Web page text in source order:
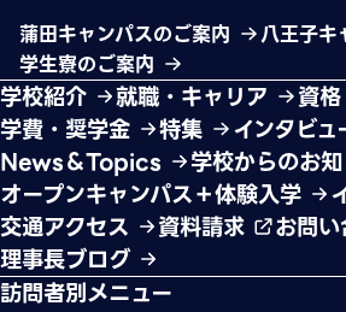
蒲田キャンパスのご案内
八王子キ
学生寮のご案内
学校紹介 就職・キャリア 資格
学費・奨学金
特集
インタビュ
News＆Topics
学校からのお
オープンキャンパス＋体験入学
交通アクセス
資料請求
お問
理事長ブログ
訪問者別メニュー